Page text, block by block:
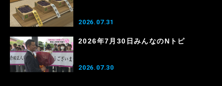
2026.07.31
2026年7月30日みんなのNトピ
2026.07.30